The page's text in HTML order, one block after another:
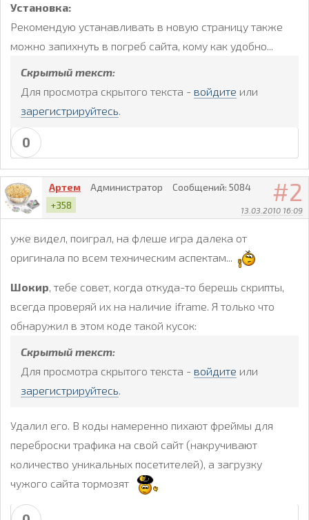
Установка:
Рекомендую устанавливать в новую страницу также
можно запихнуть в погреб сайта, кому как удобно...
Скрытый текст:
Для просмотра скрытого текста - войдите или
зарегистрируйтесь.
0
2
13.03.2010 16:09
Артем Администратор Сообщений: 5084
+358
уже видел, поиграл, на флеше игра далека от
оригинала по всем техническим аспектам...
Шокир, тебе совет, когда откуда-то берешь скрипты,
всегда проверяй их на наличие iframe. Я только что
обнаружил в этом коде такой кусок:
Скрытый текст:
Для просмотра скрытого текста - войдите или
зарегистрируйтесь.
Удалил его. В коды намеренно пихают фреймы для
переброски трафика на свой сайт (накручивают
количество уникальных посетителей), а загрузку
чужого сайта тормозят